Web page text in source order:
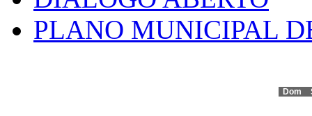
PLANO MUNICIPAL
Dom